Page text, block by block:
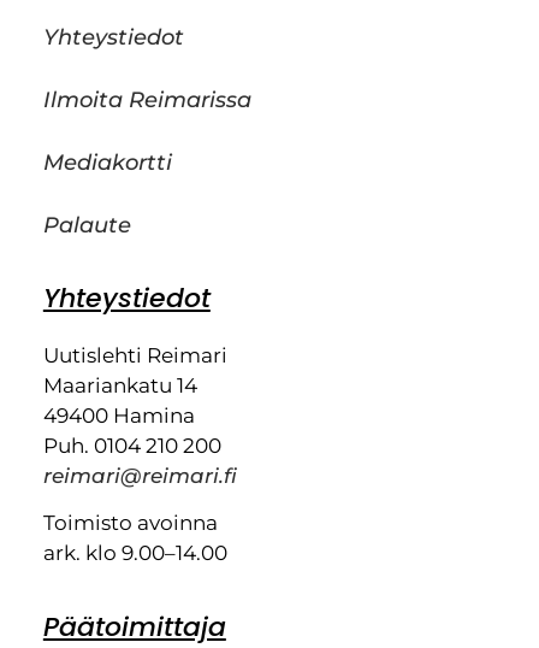
Yhteystiedot
Ilmoita Reimarissa
Mediakortti
Palaute
Yhteystiedot
Uutislehti Reimari
Maariankatu 14
49400 Hamina
Puh. 0104 210 200
reimari@reimari.fi
Toimisto avoinna
ark. klo 9.00–14.00
Päätoimittaja